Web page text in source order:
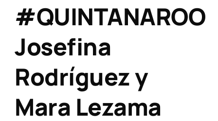
#QUINTANAROO
Josefina
Rodríguez y
Mara Lezama